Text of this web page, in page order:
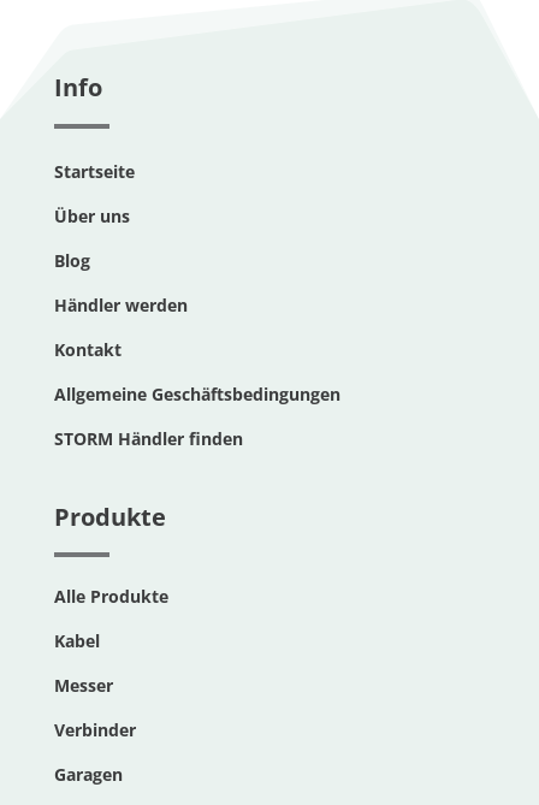
Info
Startseite
Über uns
Blog
Händler werden
Kontakt
Allgemeine Geschäftsbedingungen
STORM Händler finden
Produkte
Alle Produkte
Kabel
Messer
Verbinder
Garagen